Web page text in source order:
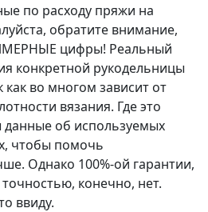
по расходу пряжи на
обратите внимание,
цифры! Реальный
конкретной рукодельницы
как во многом зависит от
вязания. Где это
об используемых
чтобы помочь
Однако 100%-ой гарантии,
конечно, нет.
ввиду.